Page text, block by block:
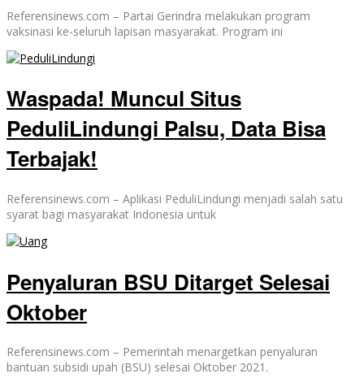
Referensinews.com – Partai Gerindra melakukan program
vaksinasi ke-seluruh lapisan masyarakat. Program ini
Waspada! Muncul Situs
PeduliLindungi Palsu, Data Bisa
Terbajak!
Referensinews.com – Aplikasi PeduliLindungi menjadi salah satu
syarat bagi masyarakat Indonesia untuk
Penyaluran BSU Ditarget Selesai
Oktober
Referensinews.com – Pemerintah menargetkan penyaluran
bantuan subsidi upah (BSU) selesai Oktober 2021.